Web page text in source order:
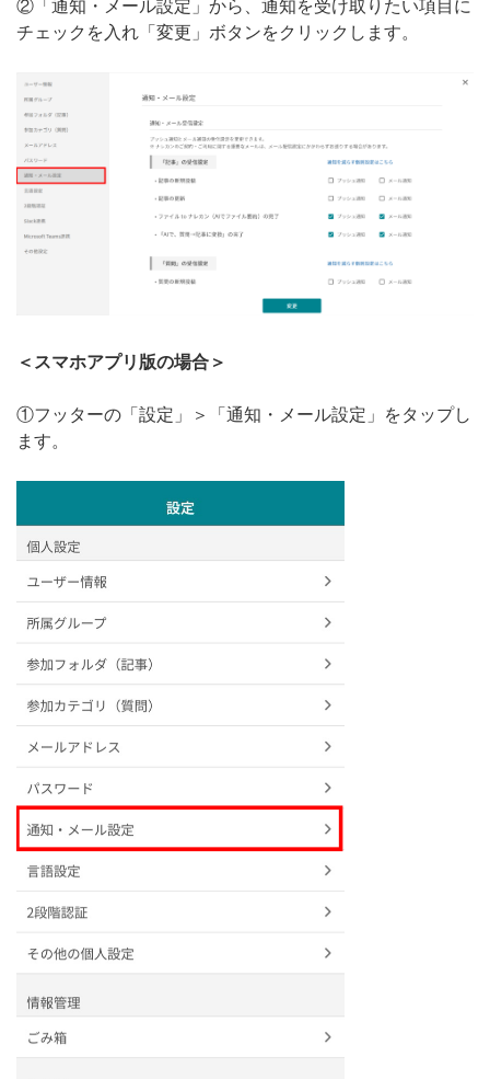
②「通知・メール設定」から、通知を受け取りたい項目に
チェックを入れ「変更」ボタンをクリックします。
＜スマホアプリ版の場合＞
①フッターの「設定」＞「通知・メール設定」をタップし
ます。